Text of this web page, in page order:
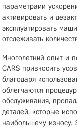
параметрами
активировать и
эксплуатировать
отслеживать
Многолетний опыт и
CARS привносить
благодаря
облегчаются
обслуживания,
деталей, которые
наибольшему износу.